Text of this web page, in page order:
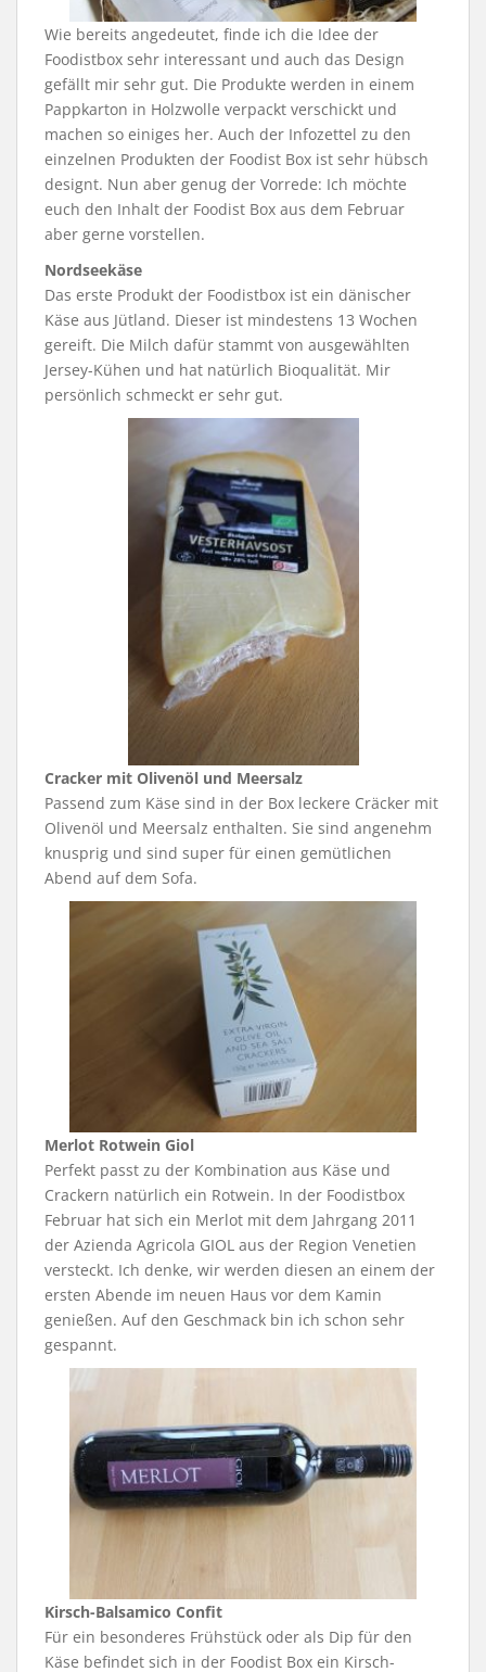
Wie bereits angedeutet, finde ich die Idee der
Foodistbox sehr interessant und auch das Design
gefällt mir sehr gut. Die Produkte werden in einem
Pappkarton in Holzwolle verpackt verschickt und
machen so einiges her. Auch der Infozettel zu den
einzelnen Produkten der Foodist Box ist sehr hübsch
designt. Nun aber genug der Vorrede: Ich möchte
euch den Inhalt der Foodist Box aus dem Februar
aber gerne vorstellen.
Nordseekäse
Das erste Produkt der Foodistbox ist ein dänischer
Käse aus Jütland. Dieser ist mindestens 13 Wochen
gereift. Die Milch dafür stammt von ausgewählten
Jersey-Kühen und hat natürlich Bioqualität. Mir
persönlich schmeckt er sehr gut.
Cracker mit Olivenöl und Meersalz
Passend zum Käse sind in der Box leckere Cräcker mit
Olivenöl und Meersalz enthalten. Sie sind angenehm
knusprig und sind super für einen gemütlichen
Abend auf dem Sofa.
Merlot Rotwein Giol
Perfekt passt zu der Kombination aus Käse und
Crackern natürlich ein Rotwein. In der Foodistbox
Februar hat sich ein Merlot mit dem Jahrgang 2011
der Azienda Agricola GIOL aus der Region Venetien
versteckt. Ich denke, wir werden diesen an einem der
ersten Abende im neuen Haus vor dem Kamin
genießen. Auf den Geschmack bin ich schon sehr
gespannt.
Kirsch-Balsamico Confit
Für ein besonderes Frühstück oder als Dip für den
Käse befindet sich in der Foodist Box ein Kirsch-